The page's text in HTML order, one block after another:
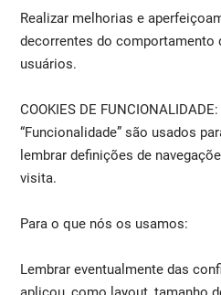
Realizar melhorias e
decorrentes do comportamento
usuários.
COOKIES DE
“Funcionalidade” são usados
lembrar definições de
visita.
Para o que nós os usamos:
Lembrar eventualmente das